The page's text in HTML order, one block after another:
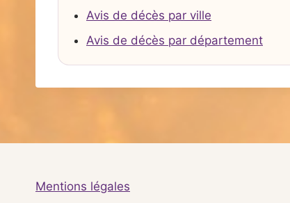
Avis de décès par ville
Avis de décès par département
Mentions légales